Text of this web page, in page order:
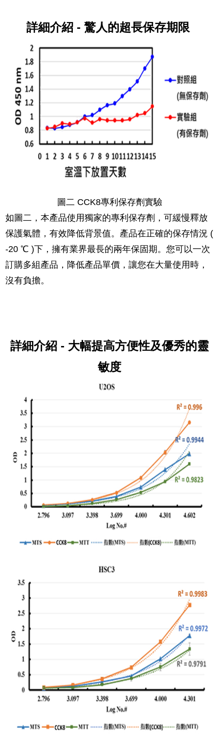
詳細介紹 - 驚人的超長保存期限
圖二 CCK8專利保存劑實驗
如圖二，本產品使用獨家的專利保存劑，可緩慢釋放
保護氣體，有效降低背景值。產品在正確的保存情況 (
-20 ℃ )下，擁有業界最長的兩年保固期。您可以一次
訂購多組產品，降低產品單價，讓您在大量使用時，
沒有負擔。
詳細介紹 - 大幅提高方便性及優秀的靈
敏度